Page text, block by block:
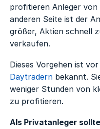
profitieren Anleger
anderen Seite ist der
größer, Aktien schnell
verkaufen.
Dieses Vorgehen ist
Daytradern bekannt.
weniger Stunden von
zu profitieren.
Als Privatanleger